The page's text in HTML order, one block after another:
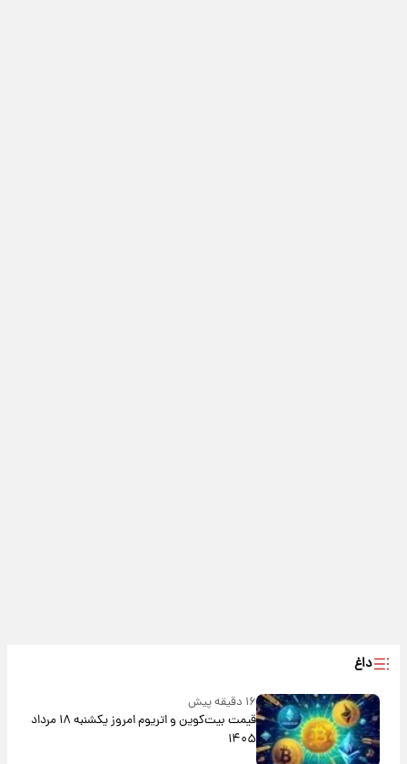
داغ
۱۶ دقیقه پیش
قیمت بیت‌کوین و اتریوم امروز یکشنبه ۱۸ مرداد
۱۴۰۵